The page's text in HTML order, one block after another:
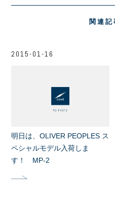
関連記
2015-01-16
明日は、OLIVER PEOPLES ス
ペシャルモデル入荷しま
す！ MP-2